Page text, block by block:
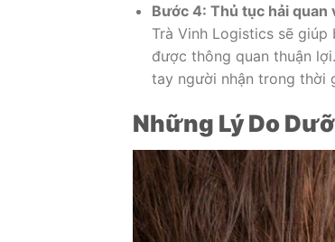
Bước 4: Thủ tục hải quan
Trà Vinh Logistics sẽ
được thông quan thuận
tay người nhận trong thời
Những Lý Do